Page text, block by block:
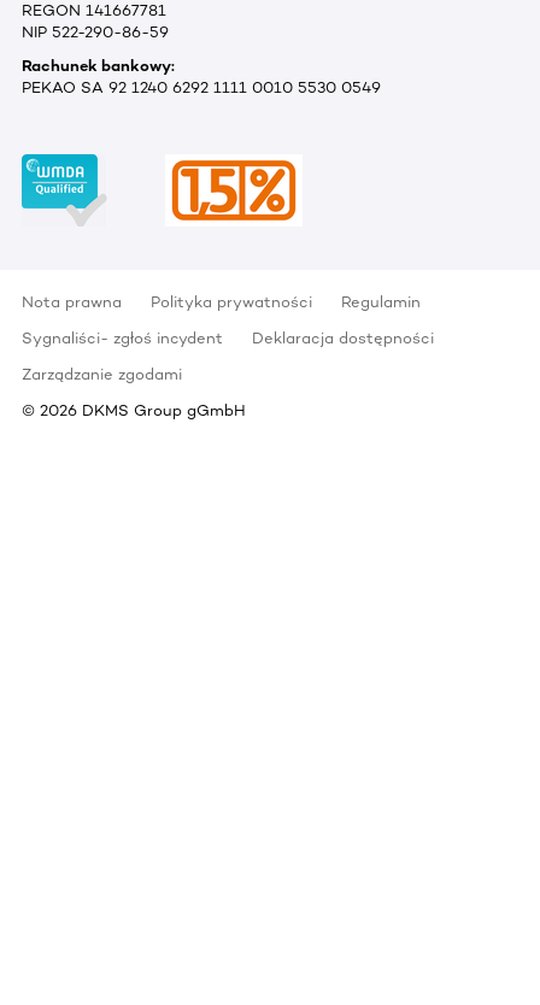
REGON 141667781
NIP 522-290-86-59
Rachunek bankowy:
PEKAO SA 92 1240 6292 1111 0010 5530 0549
Nota prawna Polityka prywatności
Regulamin
Sygnaliści- zgłoś incydent
Deklaracja dostępności
Zarządzanie zgodami
© 2026 DKMS Group gGmbH